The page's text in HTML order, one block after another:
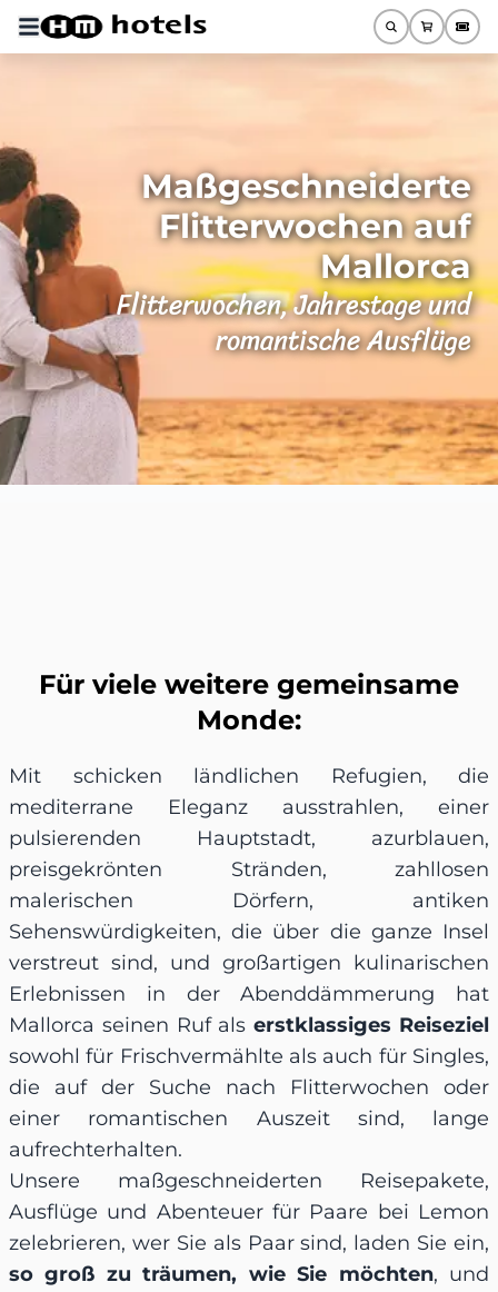
Maßgeschneiderte
Flitterwochen auf
Mallorca
Flitterwochen, Jahrestage und
romantische Ausflüge
Für viele weitere gemeinsame
Monde:
Mit schicken ländlichen Refugien, die
mediterrane Eleganz ausstrahlen, einer
pulsierenden Hauptstadt, azurblauen,
preisgekrönten Stränden, zahllosen
malerischen Dörfern, antiken
Sehenswürdigkeiten, die über die ganze Insel
verstreut sind, und großartigen kulinarischen
Erlebnissen in der Abenddämmerung hat
Mallorca seinen Ruf als erstklassiges Reiseziel
sowohl für Frischvermählte als auch für Singles,
die auf der Suche nach Flitterwochen oder
einer romantischen Auszeit sind, lange
aufrechterhalten.
Unsere maßgeschneiderten Reisepakete,
Ausflüge und Abenteuer für Paare bei Lemon
zelebrieren, wer Sie als Paar sind, laden Sie ein,
so groß zu träumen, wie Sie möchten, und